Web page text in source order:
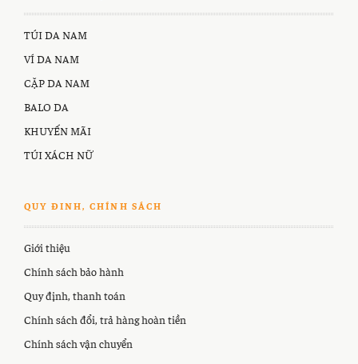
TÚI DA NAM
VÍ DA NAM
CẶP DA NAM
BALO DA
KHUYẾN MÃI
TÚI XÁCH NỮ
QUY ĐINH, CHÍNH SÁCH
Giới thiệu
Chính sách bảo hành
Quy định, thanh toán
Chính sách đổi, trả hàng hoàn tiền
Chính sách vận chuyển